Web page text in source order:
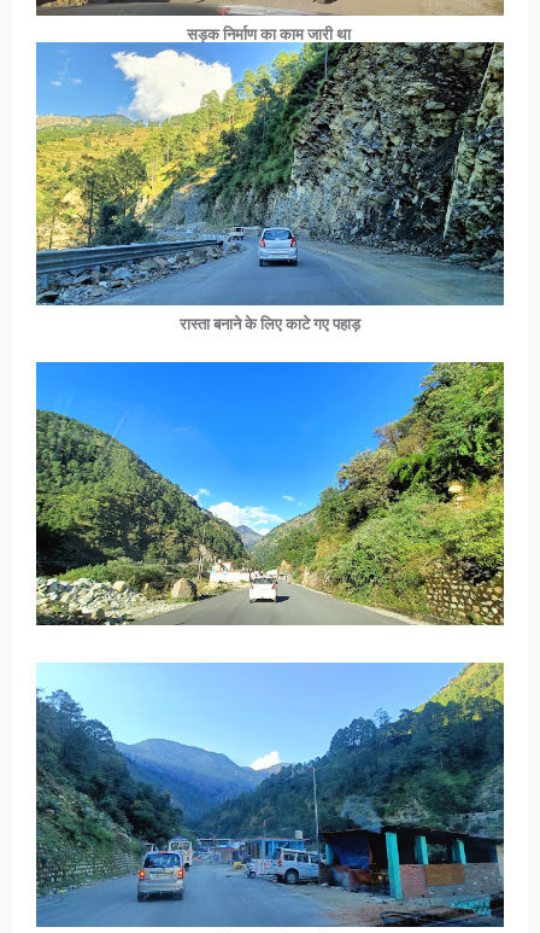
सड़क निर्माण का काम जारी था
रास्ता बनाने के लिए काटे गए पहाड़